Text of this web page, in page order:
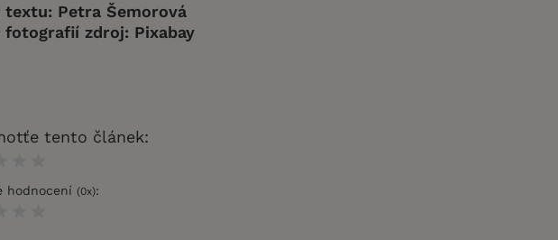
Petra Šemorová
zdroj: Pixabay
tento článek:
hodnocení (0x):